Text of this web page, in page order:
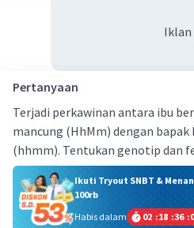
Iklan
Pertanyaan
Terjadi perkawinan antara ibu
mancung (HhMm) dengan
(hhmm). Tentukan genotip dan
Ikuti Tryout SNBT &
100rb
Habis dalam
02 :18 :36 :